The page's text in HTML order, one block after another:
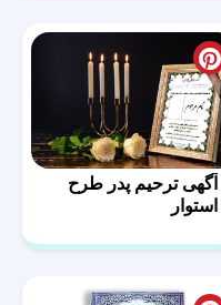
آگهی ترحیم پدر طرح
استوار